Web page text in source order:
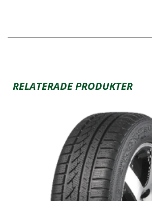
RELATERADE PRODUKTER